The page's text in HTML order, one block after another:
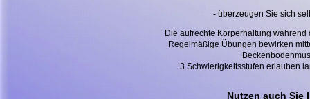
- überzeugen Sie sich
Die aufrechte Körperhaltung
Regelmäßige Übungen bewirken
3 Schwierigkeitsstufen erlauben
Nutzen auch Sie